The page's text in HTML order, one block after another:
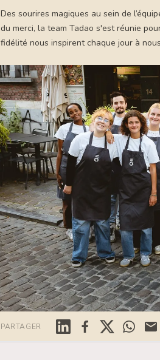
Des sourires magiques au sein de
du merci, la team Tadao s'est réunie
fidélité nous inspirent chaque jour à
PARTAGER LinkedinFacebook
X Mail